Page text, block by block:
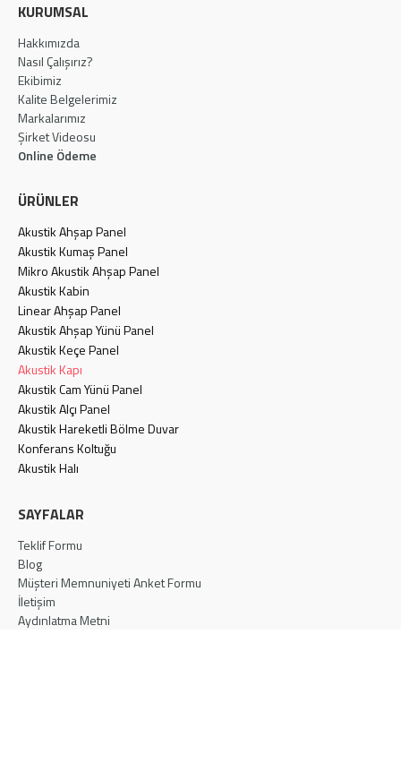
KURUMSAL
Hakkımızda
Nasıl Çalışırız?
Ekibimiz
Kalite Belgelerimiz
Markalarımız
Şirket Videosu
Online Ödeme
ÜRÜNLER
Akustik Ahşap Panel
Akustik Kumaş Panel
Mikro Akustik Ahşap Panel
Akustik Kabin
Linear Ahşap Panel
Akustik Ahşap Yünü Panel
Akustik Keçe Panel
Akustik Kapı
Akustik Cam Yünü Panel
Akustik Alçı Panel
Akustik Hareketli Bölme Duvar
Konferans Koltuğu
Akustik Halı
SAYFALAR
Teklif Formu
Blog
Müşteri Memnuniyeti Anket Formu
İletişim
Aydınlatma Metni